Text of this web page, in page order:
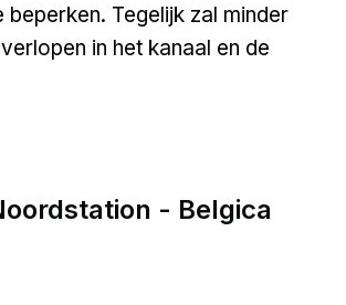
beperken. Tegelijk zal minder
in het kanaal en de
- Belgica